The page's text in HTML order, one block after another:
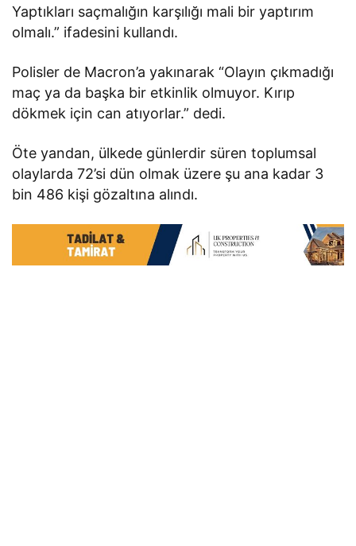
Yaptıkları saçmalığın karşılığı mali bir yaptırım
olmalı.” ifadesini kullandı.
Polisler de Macron’a yakınarak “Olayın çıkmadığı
maç ya da başka bir etkinlik olmuyor. Kırıp
dökmek için can atıyorlar.” dedi.
Öte yandan, ülkede günlerdir süren toplumsal
olaylarda 72’si dün olmak üzere şu ana kadar 3
bin 486 kişi gözaltına alındı.